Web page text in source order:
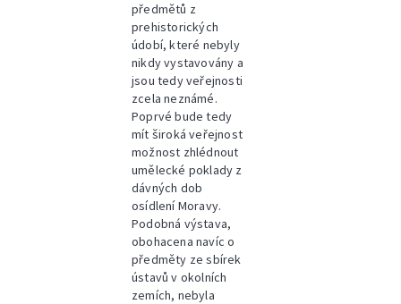
předmětů z
prehistorických
údobí, které nebyly
nikdy vystavovány a
jsou tedy veřejnosti
zcela neznámé.
Poprvé bude tedy
mít široká veřejnost
možnost zhlédnout
umělecké poklady z
dávných dob
osídlení Moravy.
Podobná výstava,
obohacena navíc o
předměty ze sbírek
ústavů v okolních
zemích, nebyla